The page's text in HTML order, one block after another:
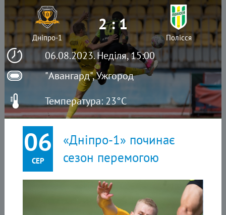
06.08.2023. Неділя, 15:00
"Авангард", Ужгород
Дніпро-1
2 : 1
Полісся
Температура: 23°C
06
СЕР
«Дніпро-1» починає
сезон перемогою